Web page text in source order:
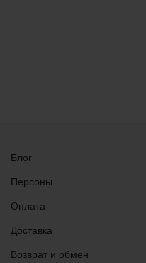
Блог
Персоны
Оплата
Доставка
Возврат и обмен